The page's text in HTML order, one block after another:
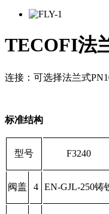
TECOFI法
连接：可选择法兰式
标准结构
型号 F3240
阀盖 4 EN-GJL-250铸